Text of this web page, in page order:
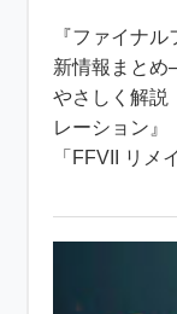
『ファイナ
新情報まとめ
やさしく解説
レーション』
「FFVII リメ